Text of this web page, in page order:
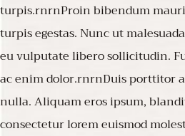
turpis.rnrnProin bibendum
turpis egestas. Nunc ut
eu vulputate libero sollicitudin.
ac enim dolor.rnrnDuis porttitor
nulla. Aliquam eros ipsum,
consectetur lorem euismod